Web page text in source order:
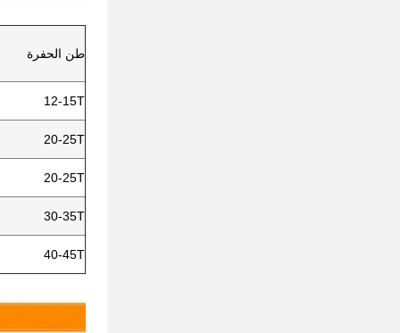
طن الحفرة
12-15T
20-25T
20-25T
30-35T
40-45T